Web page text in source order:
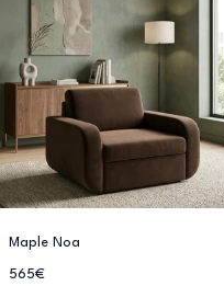
Maple Noa
565€